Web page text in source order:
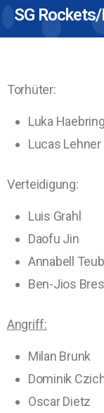
SG
Torhüter:
Luka
Lucas Lehner
Verteidigung:
Luis Grahl
Daofu Jin
Annabell
Ben-Jios
Angriff:
Milan Brunk
Dominik
Oscar Dietz